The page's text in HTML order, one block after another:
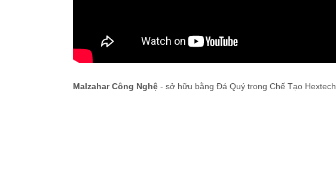
Malzahar Công Nghệ - sở hữu bằng Đá Quý trong Chế Tạo Hextech